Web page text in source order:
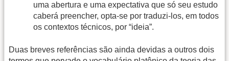
uma abertura e uma expectativa que só seu estudo
caberá preencher, opta-se por traduzi-los, em todos
os contextos técnicos, por “ideia”.
Duas breves referências são ainda devidas a outros dois